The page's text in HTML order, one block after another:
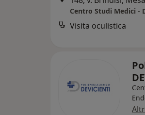
Centro Studi Medici -
Visita oculistica